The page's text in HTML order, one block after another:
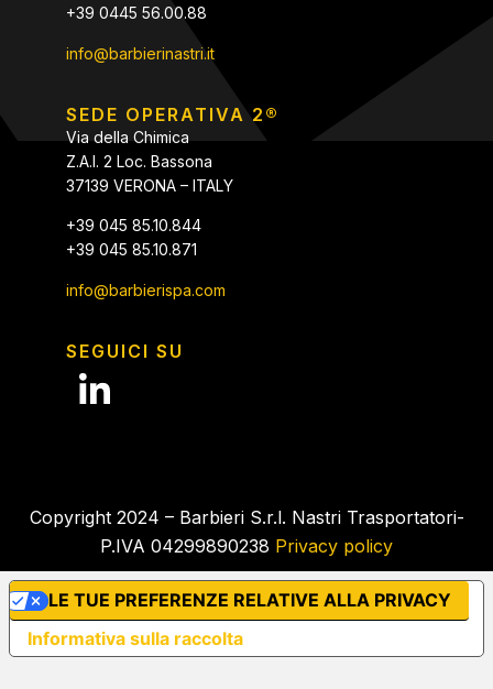
+39 0445 56.00.88
info@barbierinastri.it
SEDE OPERATIVA 2®
Via della Chimica
Z.A.I. 2 Loc. Bassona
37139 VERONA – ITALY
+39 045 85.10.844
+39 045 85.10.871
info@barbierispa.com
SEGUICI SU
Copyright 2024 – Barbieri S.r.l. Nastri Trasportatori-
P.IVA 04299890238 Privacy policy
Informativa sulla raccolta
LE TUE PREFERENZE RELATIVE ALLA PRIVACY